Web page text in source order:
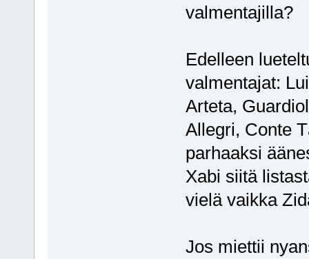
valmentajilla?
Edelleen
valmentajat:
Arteta,
Allegri, Conte
parhaaksi
Xabi siitä
vielä vaikka
Jos miettii